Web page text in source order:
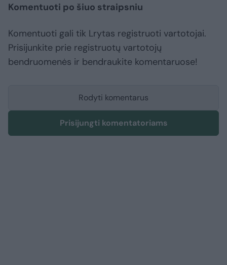
Komentuoti po šiuo straipsniu
Komentuoti gali tik Lrytas registruoti vartotojai.
Prisijunkite prie registruotų vartotojų
bendruomenės ir bendraukite komentaruose!
Rodyti komentarus
Prisijungti komentatoriams